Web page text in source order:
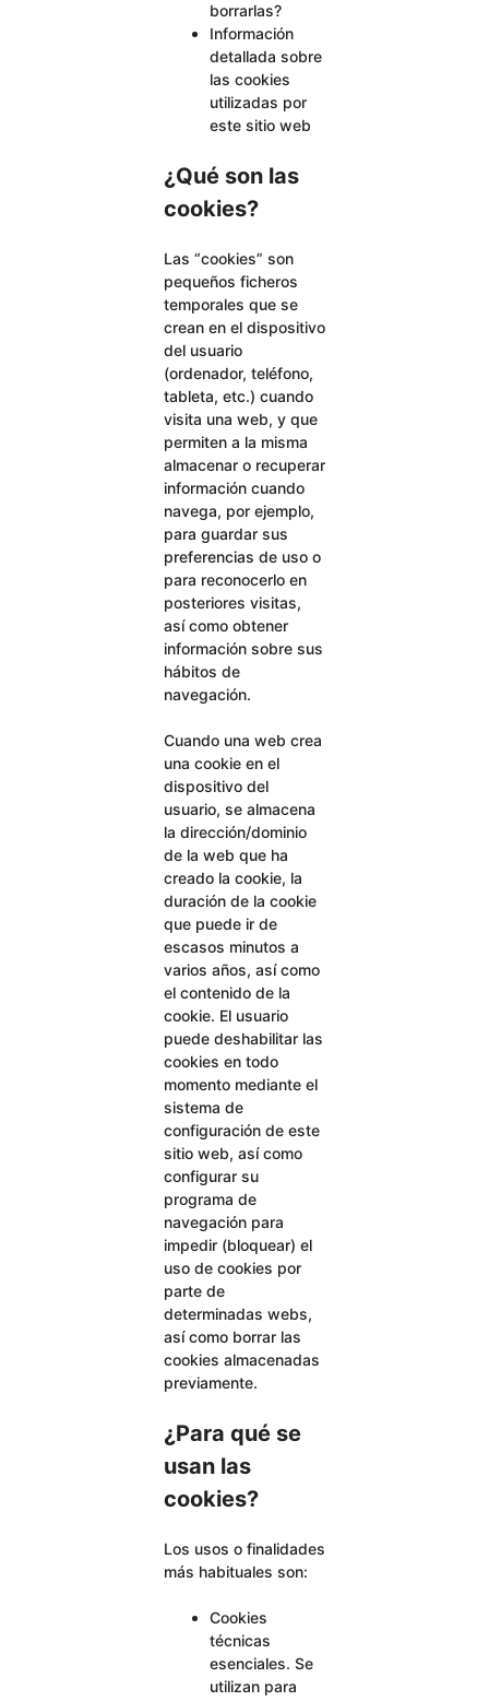
borrarlas?
Información
detallada sobre
las cookies
utilizadas por
este sitio web
¿Qué son las
cookies?
Las “cookies” son
pequeños ficheros
temporales que se
crean en el dispositivo
del usuario
(ordenador, teléfono,
tableta, etc.) cuando
visita una web, y que
permiten a la misma
almacenar o recuperar
información cuando
navega, por ejemplo,
para guardar sus
preferencias de uso o
para reconocerlo en
posteriores visitas,
así como obtener
información sobre sus
hábitos de
navegación.
Cuando una web crea
una cookie en el
dispositivo del
usuario, se almacena
la dirección/dominio
de la web que ha
creado la cookie, la
duración de la cookie
que puede ir de
escasos minutos a
varios años, así como
el contenido de la
cookie. El usuario
puede deshabilitar las
cookies en todo
momento mediante el
sistema de
configuración de este
sitio web, así como
configurar su
programa de
navegación para
impedir (bloquear) el
uso de cookies por
parte de
determinadas webs,
así como borrar las
cookies almacenadas
previamente.
¿Para qué se
usan las
cookies?
Los usos o finalidades
más habituales son:
Cookies
técnicas
esenciales. Se
utilizan para